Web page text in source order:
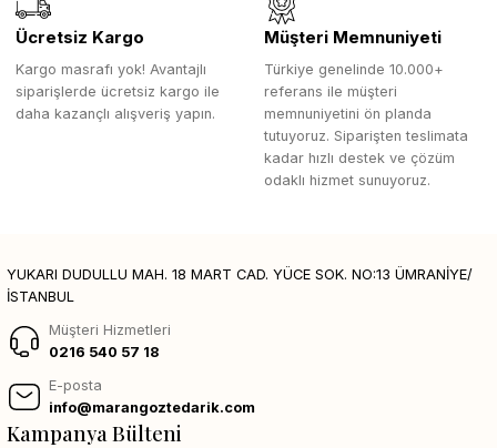
Ücretsiz Kargo
Kargo masrafı yok! Avantajlı
siparişlerde ücretsiz kargo ile
daha kazançlı alışveriş yapın.
Müşteri Memnuniyeti
Türkiye genelinde 10.000+
referans ile müşteri
memnuniyetini ön planda
tutuyoruz. Siparişten teslimata
kadar hızlı destek ve çözüm
odaklı hizmet sunuyoruz.
YUKARI DUDULLU MAH. 18 MART CAD. YÜCE SOK. NO:13 ÜMRANİYE/
İSTANBUL
Müşteri Hizmetleri
0216 540 57 18
E-posta
info@marangoztedarik.com
Kampanya Bülteni